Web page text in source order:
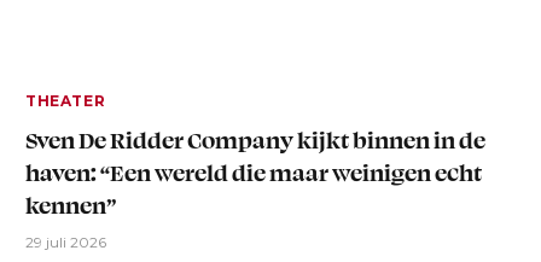
THEATER
Sven De Ridder Company kijkt binnen in de
haven: “Een wereld die maar weinigen echt
kennen”
29 juli 2026